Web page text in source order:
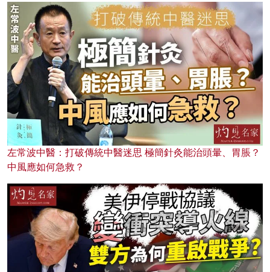
左常波中醫：打破傳統中醫迷思 極簡針灸能治頭暈、胃脹？
中風應如何急救？